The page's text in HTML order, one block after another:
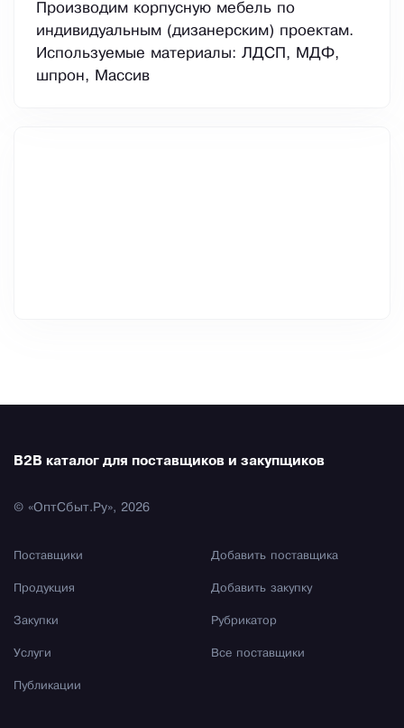
Производим корпусную мебель по
индивидуальным (дизанерским) проектам.
Используемые материалы: ЛДСП, МДФ,
шпрон, Массив
B2B каталог для поставщиков и закупщиков
© «ОптСбыт.Ру», 2026
Поставщики
Продукция
Закупки
Услуги
Публикации
Добавить поставщика
Добавить закупку
Рубрикатор
Все поставщики